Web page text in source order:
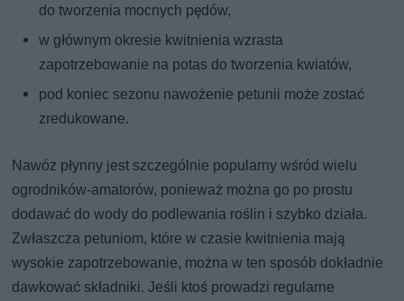
do tworzenia mocnych pędów,
w głównym okresie kwitnienia wzrasta
zapotrzebowanie na potas do tworzenia kwiatów,
pod koniec sezonu nawożenie petunii może zostać
zredukowane.
Nawóz płynny jest szczególnie popularny wśród wielu
ogrodników-amatorów, ponieważ można go po prostu
dodawać do wody do podlewania roślin i szybko działa.
Zwłaszcza petuniom, które w czasie kwitnienia mają
wysokie zapotrzebowanie, można w ten sposób dokładnie
dawkować składniki. Jeśli ktoś prowadzi regularne